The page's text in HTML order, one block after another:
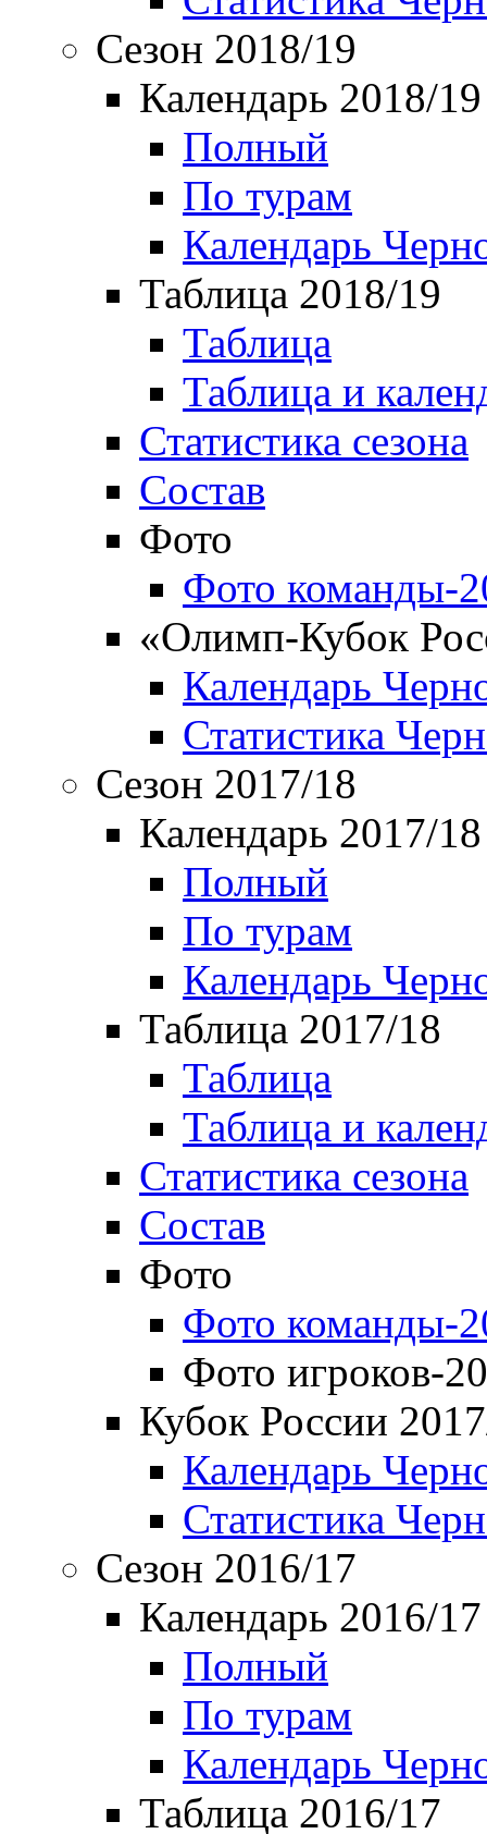
Сезон 2018/19
Календарь 2018/19
Полный
По турам
Календарь
Таблица 2018/19
Таблица
Таблица и
Статистика сезона
Состав
Фото
Фото команды-
«Олимп-Кубок
Календарь
Статистика
Сезон 2017/18
Календарь 2017/18
Полный
По турам
Календарь
Таблица 2017/18
Таблица
Таблица и
Статистика сезона
Состав
Фото
Фото команды-
Фото игроков-
Кубок России
Календарь
Статистика
Сезон 2016/17
Календарь 2016/17
Полный
По турам
Календарь
Таблица 2016/17